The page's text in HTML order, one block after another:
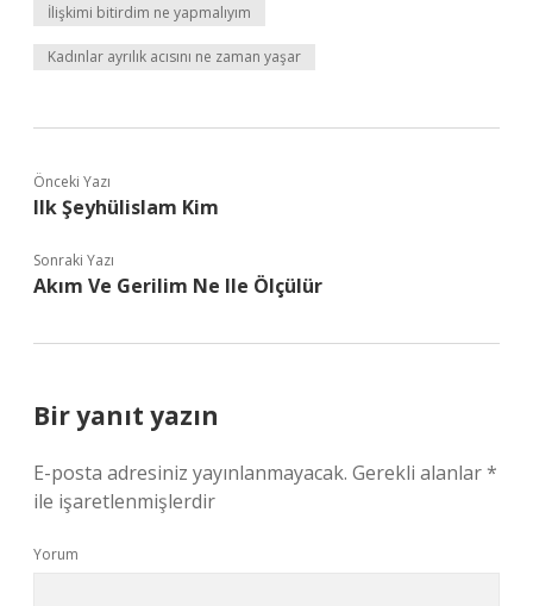
İlişkimi bitirdim ne yapmalıyım
Kadınlar ayrılık acısını ne zaman yaşar
Önceki Yazı
Ilk Şeyhülislam Kim
Sonraki Yazı
Akım Ve Gerilim Ne Ile Ölçülür
Bir yanıt yazın
E-posta adresiniz yayınlanmayacak. Gerekli alanlar*
ile işaretlenmişlerdir
Yorum